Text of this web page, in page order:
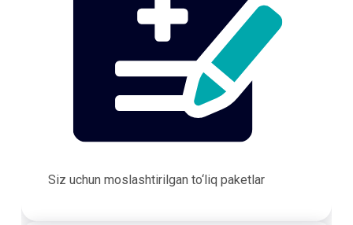
Siz uchun moslashtirilgan to‘liq paketlar